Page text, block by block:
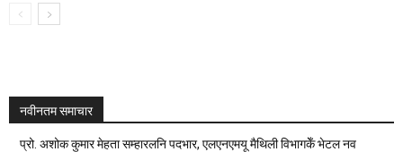
नवीनतम समाचार
प्रो. अशोक कुमार मेहता सम्हारलनि पदभार, एलएनएमयू मैथिली विभागकेँ भेटल नव